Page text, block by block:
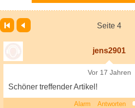
Seite 4
jens2901
Vor 17 Jahren
Schöner treffender Artikel!
Alarm Antworten